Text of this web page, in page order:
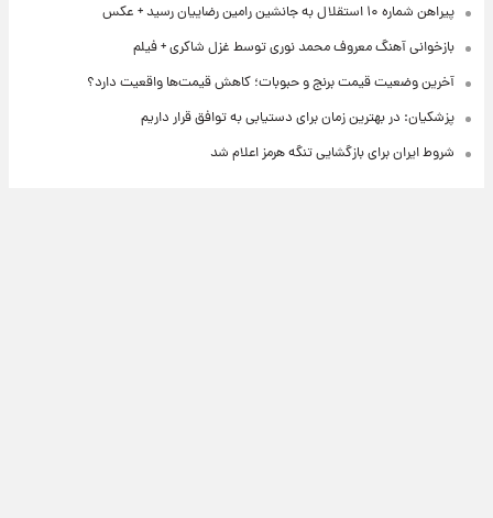
پیراهن شماره ۱۰ استقلال به جانشین رامین رضاییان رسید + عکس
بازخوانی آهنگ معروف محمد نوری توسط غزل شاکری + فیلم
آخرین وضعیت قیمت برنج و حبوبات؛ کاهش قیمت‌ها واقعیت دارد؟
پزشکیان: در بهترین زمان برای دستیابی به توافق قرار داریم
شروط ایران برای بازگشایی تنگه هرمز اعلام شد